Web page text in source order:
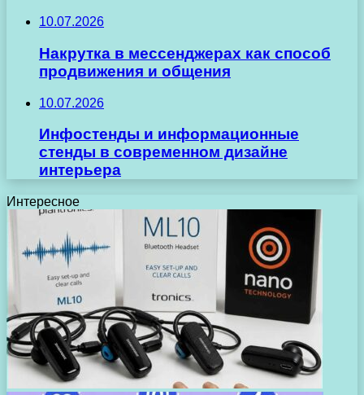
10.07.2026
Накрутка в мессенджерах как способ
продвижения и общения
10.07.2026
Инфостенды и информационные
стенды в современном дизайне
интерьера
Интересное